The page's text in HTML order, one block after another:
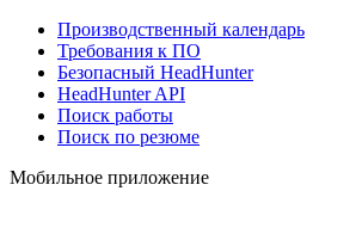
Производственный календарь
Требования к ПО
Безопасный HeadHunter
HeadHunter API
Поиск работы
Поиск по резюме
Мобильное приложение